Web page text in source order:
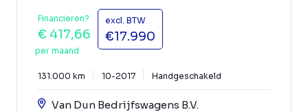
Financieren?
€ 417,66
per maand
excl. BTW
€17.990
131.000 km 10-2017 Handgeschakeld
Van Dun Bedrijfswagens B.V.